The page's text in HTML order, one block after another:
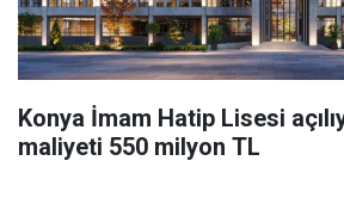
Konya İmam Hatip Lisesi
maliyeti 550 milyon TL